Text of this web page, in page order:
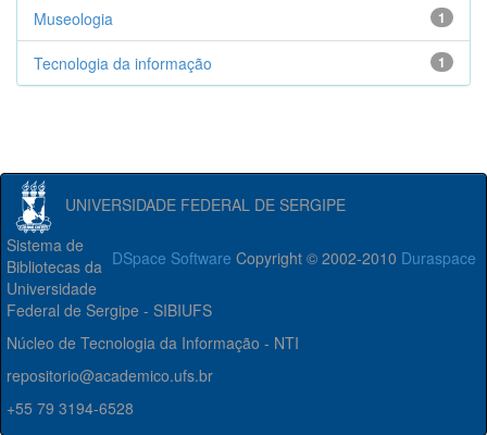
1
Museologia
1
Tecnologia da informação
UNIVERSIDADE FEDERAL DE SERGIPE
DSpace Software Copyright © 2002-2010 Duraspace
Sistema de
Bibliotecas da
Universidade
Federal de Sergipe - SIBIUFS
Núcleo de Tecnologia da Informação - NTI
repositorio@academico.ufs.br
+55 79 3194-6528